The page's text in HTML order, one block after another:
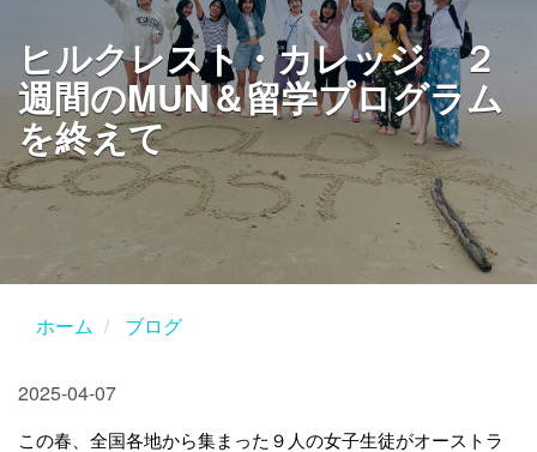
ヒルクレスト・カレッジ ２
週間のMUN＆留学プログラム
を終えて
ホーム ブログ
2025-04-07
この春、全国各地から集まった９人の女子生徒がオーストラ